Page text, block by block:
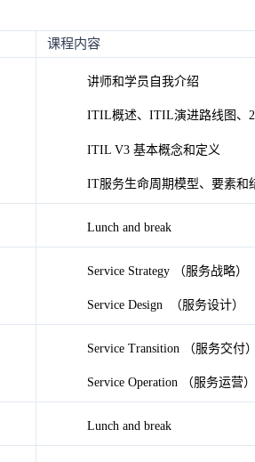
课程内容
讲师和学员自我介绍
ITIL概述、ITIL演进路线图、
ITIL V3 基本概念和定义
IT服务生命周期模型、要素和
Lunch and break
Service Strategy （服务战略）
Service Design （服务设计）
Service Transition （服务交付）
Service Operation （服务运营）
Lunch and break